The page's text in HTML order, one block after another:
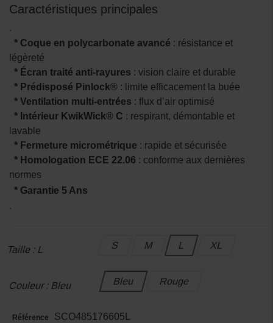
Caractéristiques principales
.
* Coque en polycarbonate avancé : résistance et
légèreté
* Écran traité anti-rayures : vision claire et durable
* Prédisposé Pinlock® : limite efficacement la buée
* Ventilation multi-entrées : flux d’air optimisé
* Intérieur KwikWick® C : respirant, démontable et
lavable
* Fermeture micrométrique : rapide et sécurisée
* Homologation ECE 22.06 : conforme aux dernières
normes
* Garantie 5 Ans
.
Taille : L S M L XL
Couleur : Bleu Bleu Rouge
Référence SCO485176605L